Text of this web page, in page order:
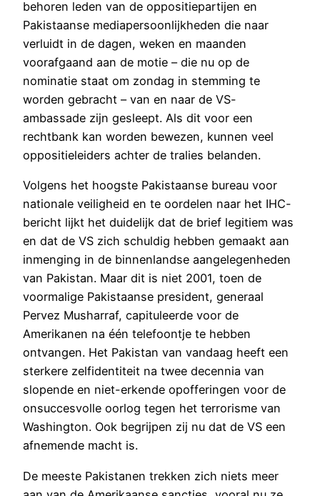
behoren leden van de oppositiepartijen en
Pakistaanse mediapersoonlijkheden die naar
verluidt in de dagen, weken en maanden
voorafgaand aan de motie – die nu op de
nominatie staat om zondag in stemming te
worden gebracht – van en naar de VS-
ambassade zijn gesleept. Als dit voor een
rechtbank kan worden bewezen, kunnen veel
oppositieleiders achter de tralies belanden.
Volgens het hoogste Pakistaanse bureau voor
nationale veiligheid en te oordelen naar het IHC-
bericht lijkt het duidelijk dat de brief legitiem was
en dat de VS zich schuldig hebben gemaakt aan
inmenging in de binnenlandse aangelegenheden
van Pakistan. Maar dit is niet 2001, toen de
voormalige Pakistaanse president, generaal
Pervez Musharraf, capituleerde voor de
Amerikanen na één telefoontje te hebben
ontvangen. Het Pakistan van vandaag heeft een
sterkere zelfidentiteit na twee decennia van
slopende en niet-erkende opofferingen voor de
onsuccesvolle oorlog tegen het terrorisme van
Washington. Ook begrijpen zij nu dat de VS een
afnemende macht is.
De meeste Pakistanen trekken zich niets meer